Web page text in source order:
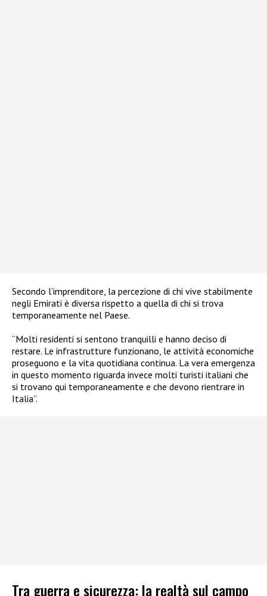
Secondo l’imprenditore, la percezione di chi vive stabilmente
negli Emirati è diversa rispetto a quella di chi si trova
temporaneamente nel Paese.
“Molti residenti si sentono tranquilli e hanno deciso di
restare. Le infrastrutture funzionano, le attività economiche
proseguono e la vita quotidiana continua. La vera emergenza
in questo momento riguarda invece molti turisti italiani che
si trovano qui temporaneamente e che devono rientrare in
Italia”.
Tra guerra e sicurezza: la realtà sul campo